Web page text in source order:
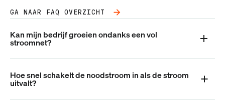
GA NAAR FAQ OVERZICHT
Kan mijn bedrijf groeien ondanks een vol
stroomnet?
Hoe snel schakelt de noodstroom in als de stroom
uitvalt?